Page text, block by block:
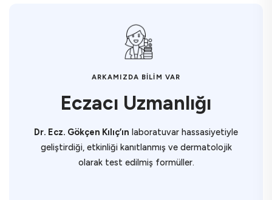
ARKAMIZDA BİLİM VAR
Eczacı Uzmanlığı
Dr. Ecz. Gökçen Kılıç’ın laboratuvar hassasiyetiyle
geliştirdiği, etkinliği kanıtlanmış ve dermatolojik
olarak test edilmiş formüller.